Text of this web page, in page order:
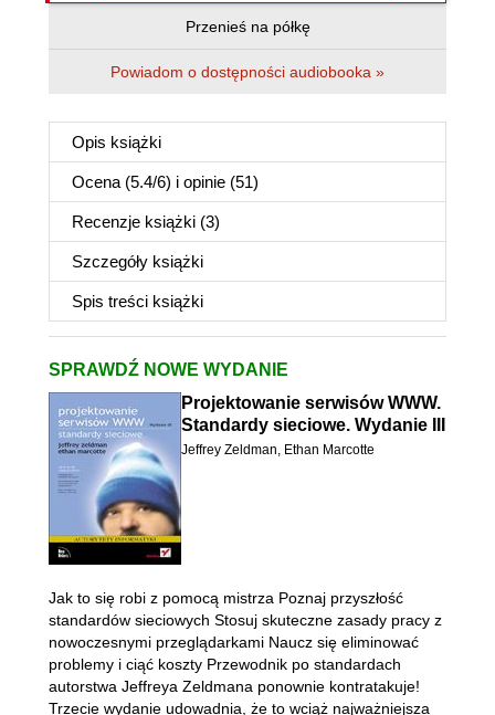
Przenieś na półkę
Powiadom o dostępności audiobooka »
Opis książki
Ocena (5.4/6) i opinie (51)
Recenzje książki (3)
Szczegóły książki
Spis treści książki
SPRAWDŹ NOWE WYDANIE
Projektowanie serwisów WWW.
Standardy sieciowe. Wydanie III
Jeffrey Zeldman, Ethan Marcotte
Jak to się robi z pomocą mistrza Poznaj przyszłość
standardów sieciowych Stosuj skuteczne zasady pracy z
nowoczesnymi przeglądarkami Naucz się eliminować
problemy i ciąć koszty Przewodnik po standardach
autorstwa Jeffreya Zeldmana ponownie kontratakuje!
Trzecie wydanie udowadnia, że to wciąż najważniejsza